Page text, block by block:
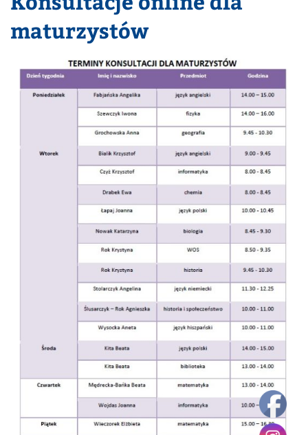
maturzystów